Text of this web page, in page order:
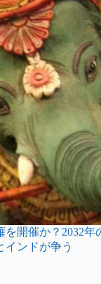
を開催か？2032年
インドが争う